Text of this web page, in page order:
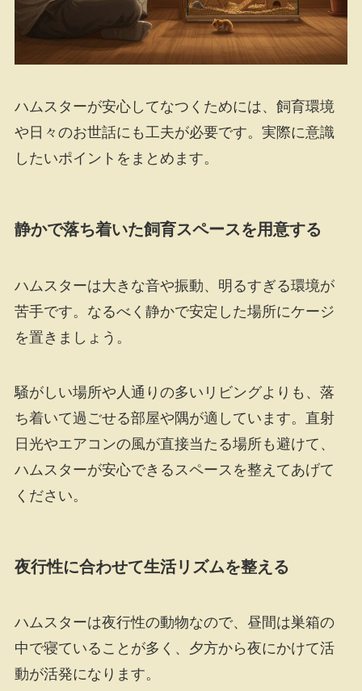
ハムスターが安心してなつくためには、飼育環境
や日々のお世話にも工夫が必要です。実際に意識
したいポイントをまとめます。
静かで落ち着いた飼育スペースを用意する
ハムスターは大きな音や振動、明るすぎる環境が
苦手です。なるべく静かで安定した場所にケージ
を置きましょう。
騒がしい場所や人通りの多いリビングよりも、落
ち着いて過ごせる部屋や隅が適しています。直射
日光やエアコンの風が直接当たる場所も避けて、
ハムスターが安心できるスペースを整えてあげて
ください。
夜行性に合わせて生活リズムを整える
ハムスターは夜行性の動物なので、昼間は巣箱の
中で寝ていることが多く、夕方から夜にかけて活
動が活発になります。